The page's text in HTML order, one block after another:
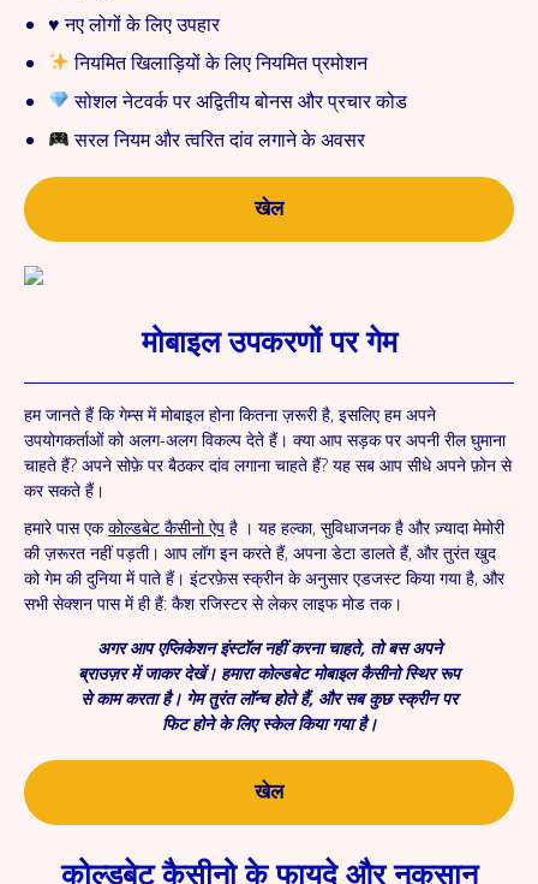
♥️ नए लोगों के लिए उपहार
नियमित खिलाड़ियों के लिए नियमित प्रमोशन
सोशल नेटवर्क पर अद्वितीय बोनस और प्रचार कोड
सरल नियम और त्वरित दांव लगाने के अवसर
खेल
मोबाइल उपकरणों पर गेम
हम जानते हैं कि गेम्स में मोबाइल होना कितना ज़रूरी है, इसलिए हम अपने
उपयोगकर्ताओं को अलग-अलग विकल्प देते हैं। क्या आप सड़क पर अपनी रील घुमाना
चाहते हैं? अपने सोफ़े पर बैठकर दांव लगाना चाहते हैं? यह सब आप सीधे अपने फ़ोन से
कर सकते हैं।
हमारे पास एककोल्डबेट कैसीनो ऐप है । यह हल्का, सुविधाजनक है और ज़्यादा मेमोरी
की ज़रूरत नहीं पड़ती। आप लॉग इन करते हैं, अपना डेटा डालते हैं, और तुरंत खुद
को गेम की दुनिया में पाते हैं। इंटरफ़ेस स्क्रीन के अनुसार एडजस्ट किया गया है, और
सभी सेक्शन पास में ही हैं: कैश रजिस्टर से लेकर लाइफ मोड तक।
अगर आप एप्लिकेशन इंस्टॉल नहीं करना चाहते, तो बस अपने
ब्राउज़र में जाकर देखें। हमारा कोल्डबेट मोबाइल कैसीनो स्थिर रूप
से काम करता है। गेम तुरंत लॉन्च होते हैं, और सब कुछ स्क्रीन पर
फिट होने के लिए स्केल किया गया है।
खेल
कोल्डबेट कैसीनो के फायदे और नुकसान